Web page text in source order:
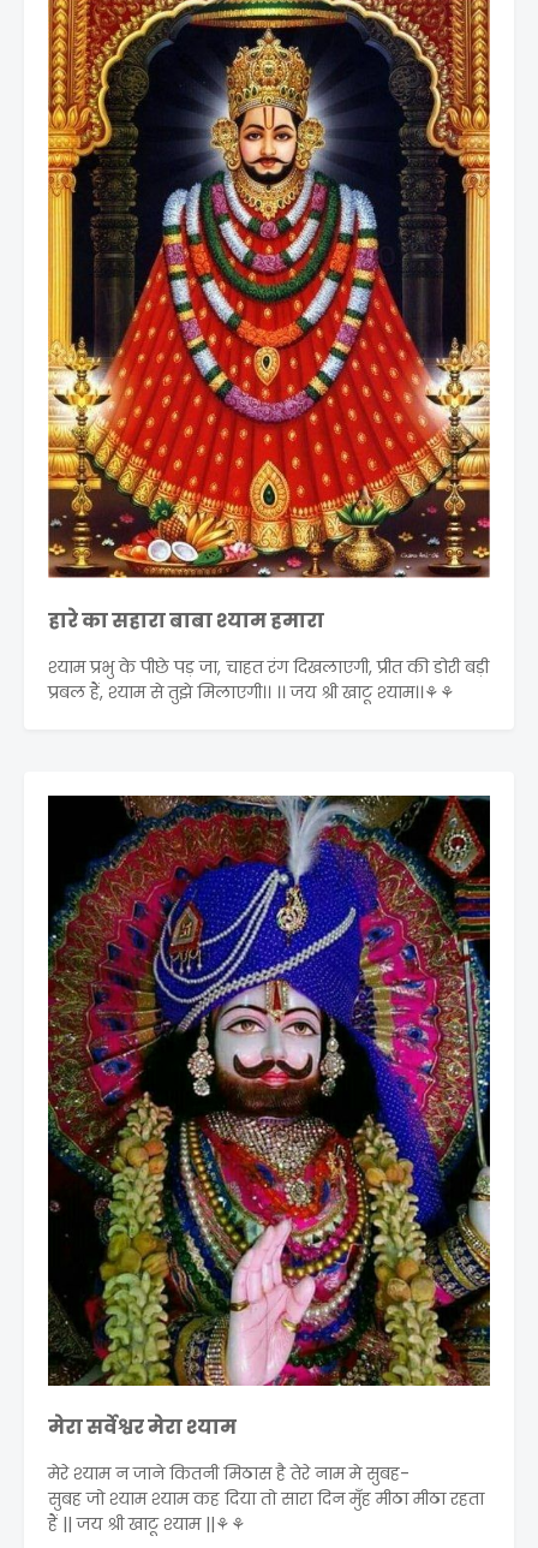
हारे का सहारा बाबा श्याम हमारा
श्याम प्रभु के पीछे पड़ जा, चाहत रंग दिखलाएगी, प्रीत की डोरी बड़ी
प्रबल हैं, श्याम से तुझे मिलाएगी।। ।। जय श्री खाटू श्याम।।⚘⚘
मेरा सर्वेश्वर मेरा श्याम
मेरे श्याम न जाने कितनी मिठास है तेरे नाम मे सुबह-
सुबह जो श्याम श्याम कह दिया तो सारा दिन मुँह मीठा मीठा रहता
हैं || जय श्री खाटू श्याम ||⚘⚘